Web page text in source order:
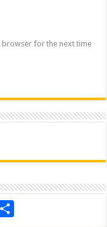
browser for the next time